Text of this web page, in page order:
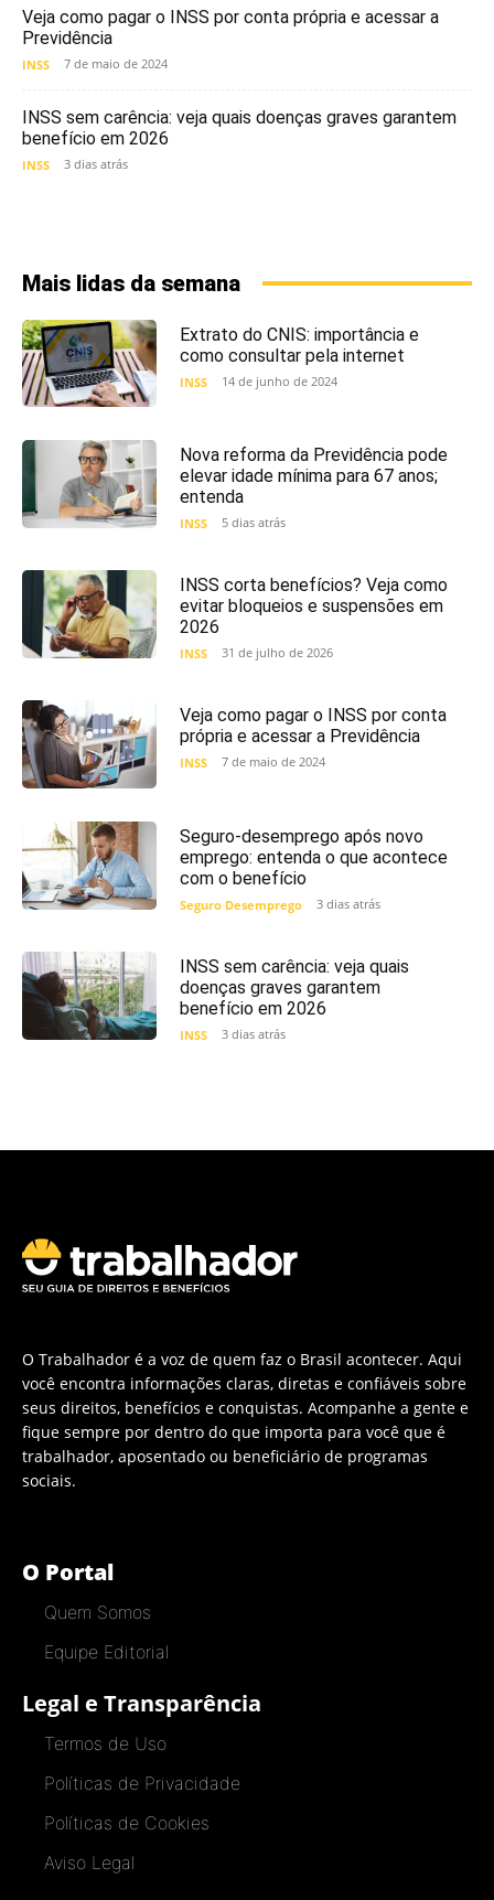
Veja como pagar o INSS por conta própria e acessar a
Previdência
INSS 7 de maio de 2024
INSS sem carência: veja quais doenças graves garantem
benefício em 2026
INSS 3 dias atrás
Mais lidas da semana
Extrato do CNIS: importância e
como consultar pela internet
INSS 14 de junho de 2024
Nova reforma da Previdência pode
elevar idade mínima para 67 anos;
entenda
INSS 5 dias atrás
INSS corta benefícios? Veja como
evitar bloqueios e suspensões em
2026
INSS 31 de julho de 2026
Veja como pagar o INSS por conta
própria e acessar a Previdência
INSS 7 de maio de 2024
Seguro-desemprego após novo
emprego: entenda o que acontece
com o benefício
Seguro Desemprego 3 dias atrás
INSS sem carência: veja quais
doenças graves garantem
benefício em 2026
INSS 3 dias atrás
O Trabalhador é a voz de quem faz o Brasil acontecer. Aqui
você encontra informações claras, diretas e confiáveis sobre
seus direitos, benefícios e conquistas. Acompanhe a gente e
fique sempre por dentro do que importa para você que é
trabalhador, aposentado ou beneficiário de programas
sociais.
O Portal
Quem Somos
Equipe Editorial
Legal e Transparência
Termos de Uso
Políticas de Privacidade
Políticas de Cookies
Aviso Legal